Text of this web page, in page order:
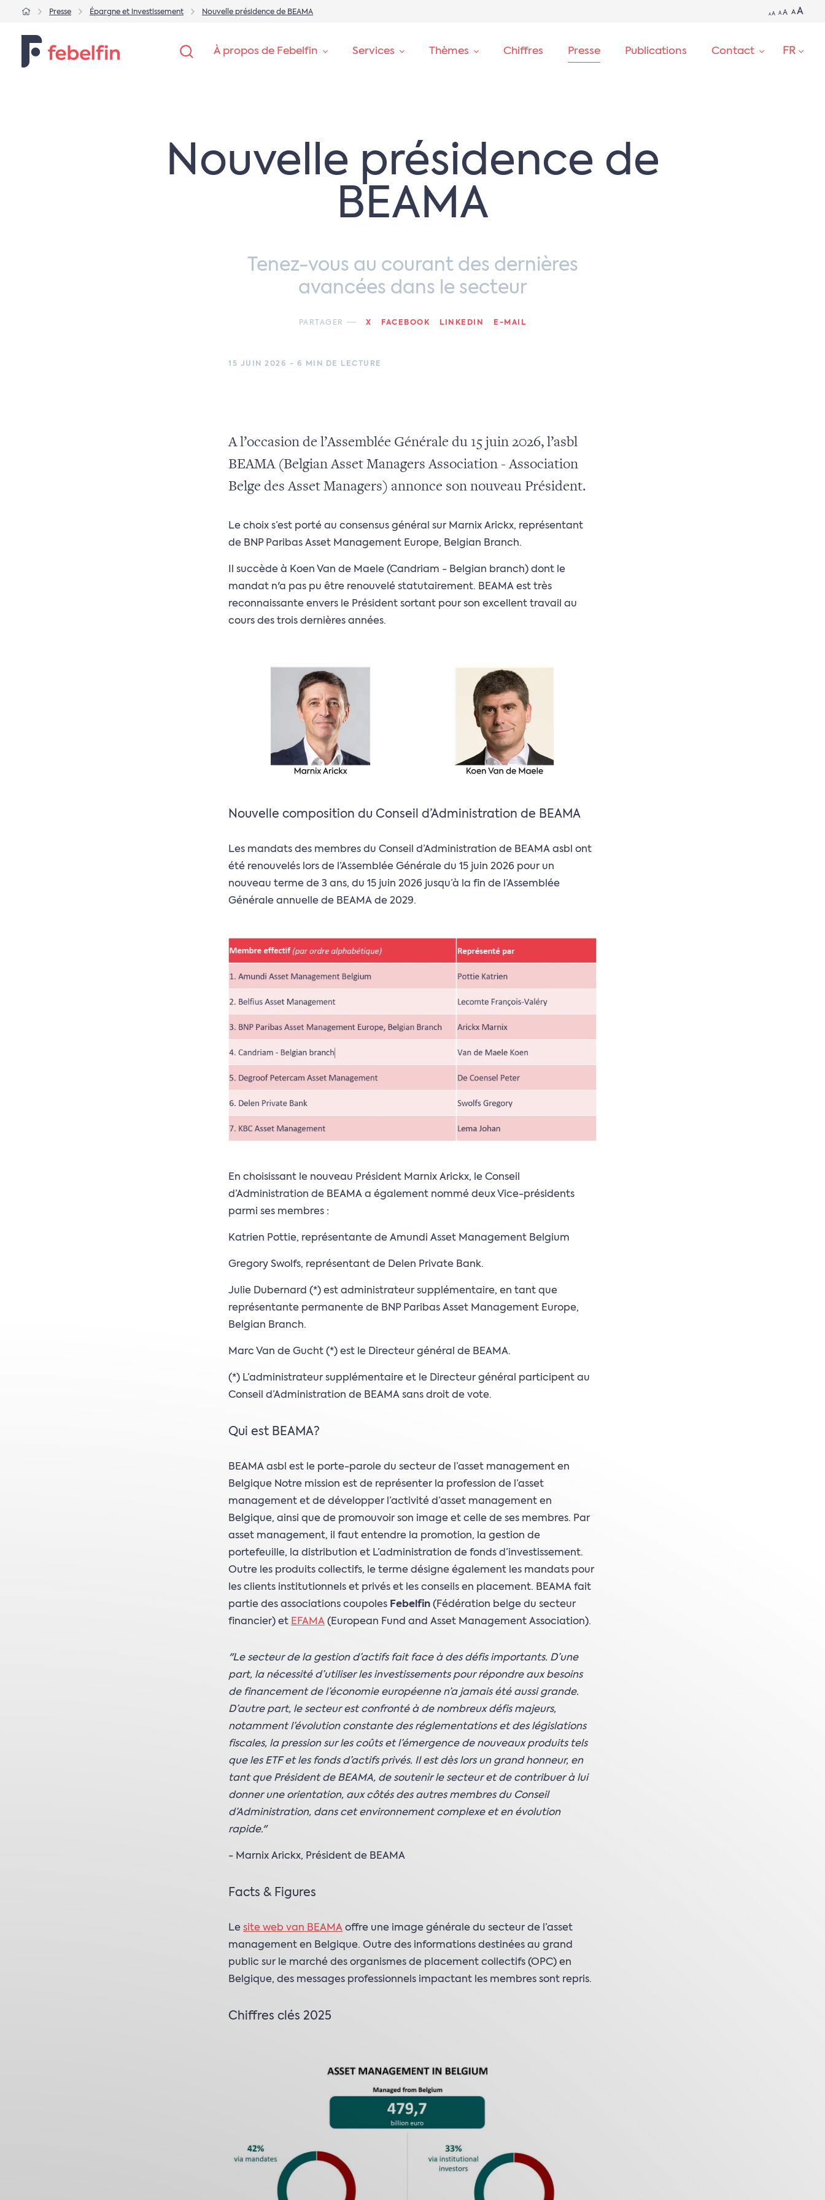
Presse Épargne et investissement Nouvelle présidence de BEAMA AA A A AA
À propos de Febelfin Services Thèmes Chiffres Presse Publications Contact FR
RECHERCHE
Nouvelle présidence de
BEAMA
Tenez-vous au courant des dernières
avancées dans le secteur
PARTAGER X FACEBOOK LINKEDIN E-MAIL
15 JUIN 2026 - 6 MIN DE LECTURE
A l’occasion de l’Assemblée Générale du 15 juin 2026, l’asbl
BEAMA (Belgian Asset Managers Association - Association
Belge des Asset Managers) annonce son nouveau Président.
Le choix s’est porté au consensus général sur Marnix Arickx, représentant
de BNP Paribas Asset Management Europe, Belgian Branch.
Il succède à Koen Van de Maele (Candriam - Belgian branch) dont le
mandat n'a pas pu être renouvelé statutairement. BEAMA est très
reconnaissante envers le Président sortant pour son excellent travail au
cours des trois dernières années.
Nouvelle composition du Conseil d’Administration de BEAMA
Les mandats des membres du Conseil d’Administration de BEAMA asbl ont
été renouvelés lors de l’Assemblée Générale du 15 juin 2026 pour un
nouveau terme de 3 ans, du 15 juin 2026 jusqu’à la fin de l’Assemblée
Générale annuelle de BEAMA de 2029.
En choisissant le nouveau Président Marnix Arickx, le Conseil
d’Administration de BEAMA a également nommé deux Vice-présidents
parmi ses membres :
Katrien Pottie, représentante de Amundi Asset Management Belgium
Gregory Swolfs, représentant de Delen Private Bank.
Julie Dubernard (*) est administrateur supplémentaire, en tant que
représentante permanente de BNP Paribas Asset Management Europe,
Belgian Branch.
Marc Van de Gucht (*) est le Directeur général de BEAMA.
(*) L’administrateur supplémentaire et le Directeur général participent au
Conseil d’Administration de BEAMA sans droit de vote.
Qui est BEAMA?
BEAMA asbl est le porte-parole du secteur de l’asset management en
Belgique Notre mission est de représenter la profession de l’asset
management et de développer l’activité d’asset management en
Belgique, ainsi que de promouvoir son image et celle de ses membres. Par
asset management, il faut entendre la promotion, la gestion de
portefeuille, la distribution et L’administration de fonds d’investissement.
Outre les produits collectifs, le terme désigne également les mandats pour
les clients institutionnels et privés et les conseils en placement. BEAMA fait
partie des associations coupoles Febelfin (Fédération belge du secteur
financier) et EFAMA (European Fund and Asset Management Association).
"Le secteur de la gestion d’actifs fait face à des défis importants. D’une
part, la nécessité d’utiliser les investissements pour répondre aux besoins
de financement de l’économie européenne n’a jamais été aussi grande.
D’autre part, le secteur est confronté à de nombreux défis majeurs,
notamment l’évolution constante des réglementations et des législations
fiscales, la pression sur les coûts et l’émergence de nouveaux produits tels
que les ETF et les fonds d’actifs privés. Il est dès lors un grand honneur, en
tant que Président de BEAMA, de soutenir le secteur et de contribuer à lui
donner une orientation, aux côtés des autres membres du Conseil
d’Administration, dans cet environnement complexe et en évolution
rapide."
- Marnix Arickx, Président de BEAMA
Facts & Figures
Le site web van BEAMA offre une image générale du secteur de l’asset
management en Belgique. Outre des informations destinées au grand
public sur le marché des organismes de placement collectifs (OPC) en
Belgique, des messages professionnels impactant les membres sont repris.
Chiffres clés 2025